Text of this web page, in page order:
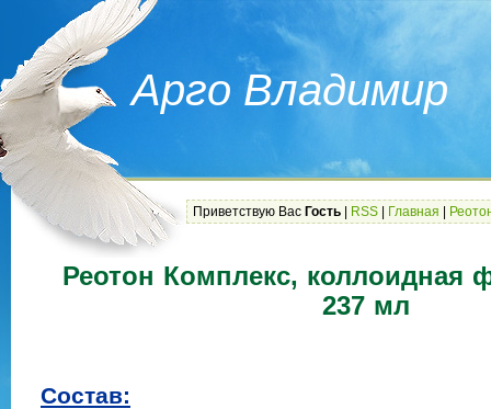
Арго Владимир
Приветствую Вас Гость RSS Главная
Реотон Комплекс, коллоидная
237 мл
Состав: